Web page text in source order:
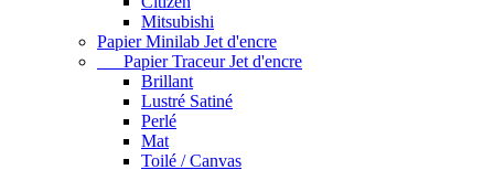
Mitsubishi
Papier Minilab Jet d'encre
Papier Traceur Jet d'encre
Brillant
Lustré Satiné
Perlé
Mat
Toilé / Canvas